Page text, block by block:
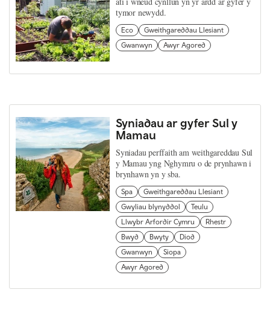
tymor newydd.
Eco
Gweithgareddau Llesiant
Gwanwyn
Awyr Agored
Syniadau ar gyfer Sul y
Mamau
Syniadau perffaith am weithgareddau Sul
y Mamau yng Nghymru o de prynhawn i
brynhawn yn y sba.
Spa
Gweithgareddau Llesiant
Gwyliau blynyddol
Teulu
Llwybr Arfordir Cymru
Rhestr
Bwyd
Bwyty
Diod
Gwanwyn
Siopa
Awyr Agored